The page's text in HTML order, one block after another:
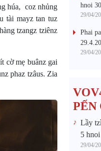
húa, coz nhủng
tài mayz tan tuz
tzangz tziênz
cờ mẹ buânz gai
phaz tzâus. Zia
hnoi
29/04/
Phai
29/04/
PẾN
Lầy
5
29/04/